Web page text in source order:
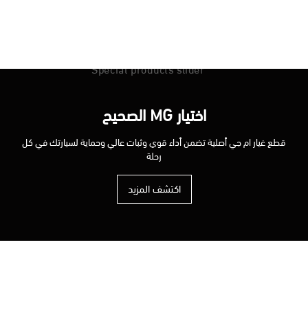
اختيار MG الصحيح
قطع غيار ام جي أصلية تضمن أداء قوي وثبات عالي وحماية لسيارتك في كل
رحلة
اكتشف المزيد